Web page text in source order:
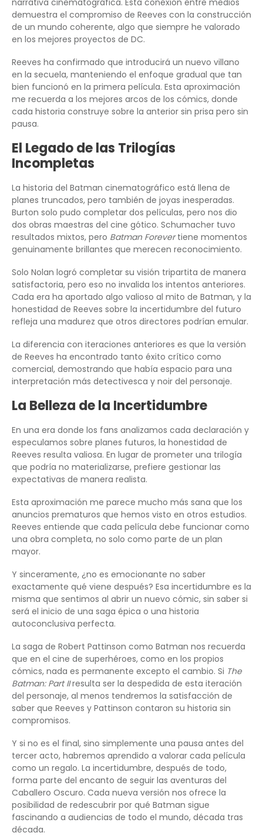
demuestra el compromiso de Reeves con la construcción
de un mundo coherente, algo que siempre he valorado
en los mejores proyectos de DC.
Reeves ha confirmado que introducirá un nuevo villano
en la secuela, manteniendo el enfoque gradual que tan
bien funcionó en la primera película. Esta aproximación
me recuerda a los mejores arcos de los cómics, donde
cada historia construye sobre la anterior sin prisa pero sin
pausa.
El Legado de las Trilogías
Incompletas
La historia del Batman cinematográfico está llena de
planes truncados, pero también de joyas inesperadas.
Burton solo pudo completar dos películas, pero nos dio
dos obras maestras del cine gótico. Schumacher tuvo
resultados mixtos, pero Batman Forevertiene momentos
genuinamente brillantes que merecen reconocimiento.
Solo Nolan logró completar su visión tripartita de manera
satisfactoria, pero eso no invalida los intentos anteriores.
Cada era ha aportado algo valioso al mito de Batman, y la
honestidad de Reeves sobre la incertidumbre del futuro
refleja una madurez que otros directores podrían emular.
La diferencia con iteraciones anteriores es que la versión
de Reeves ha encontrado tanto éxito crítico como
comercial, demostrando que había espacio para una
interpretación más detectivesca y noir del personaje.
La Belleza de la Incertidumbre
En una era donde los fans analizamos cada declaración y
especulamos sobre planes futuros, la honestidad de
Reeves resulta valiosa. En lugar de prometer una trilogía
que podría no materializarse, prefiere gestionar las
expectativas de manera realista.
Esta aproximación me parece mucho más sana que los
anuncios prematuros que hemos visto en otros estudios.
Reeves entiende que cada película debe funcionar como
una obra completa, no solo como parte de un plan
mayor.
Y sinceramente, ¿no es emocionante no saber
exactamente qué viene después? Esa incertidumbre es la
misma que sentimos al abrir un nuevo cómic, sin saber si
será el inicio de una saga épica o una historia
autoconclusiva perfecta.
La saga de Robert Pattinson como Batman nos recuerda
que en el cine de superhéroes, como en los propios
cómics, nada es permanente excepto el cambio. Si The
Batman: Part IIresulta ser la despedida de esta iteración
del personaje, al menos tendremos la satisfacción de
saber que Reeves y Pattinson contaron su historia sin
compromisos.
Y si no es el final, sino simplemente una pausa antes del
tercer acto, habremos aprendido a valorar cada película
como un regalo. La incertidumbre, después de todo,
forma parte del encanto de seguir las aventuras del
Caballero Oscuro. Cada nueva versión nos ofrece la
posibilidad de redescubrir por qué Batman sigue
fascinando a audiencias de todo el mundo, década tras
década.